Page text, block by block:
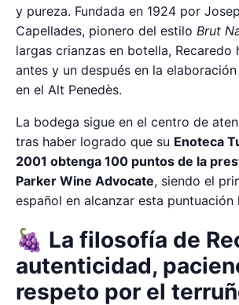
y pureza. Fundada en 1924 por
Capellades, pionero del estilo Brut
largas crianzas en botella, Recaredo
antes y un después en la
en el Alt Penedès.
La bodega sigue en el centro de
tras haber logrado que su Enoteca
2001 obtenga 100 puntos de la
Parker Wine Advocate, siendo el
español en alcanzar esta puntuación
🍇 La filosofía de
autenticidad,
respeto por el